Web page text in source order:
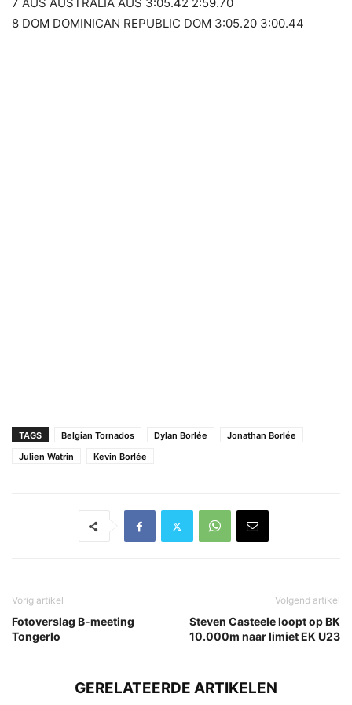
7 AUS AUSTRALIA AUS 3:05.42 2:59.70
8 DOM DOMINICAN REPUBLIC DOM 3:05.20 3:00.44
TAGS Belgian Tornados Dylan Borlée
Jonathan Borlée
Julien Watrin
Kevin Borlée
Vorig artikel
Fotoverslag B-meeting
Tongerlo
Volgend artikel
Steven Casteele loopt op BK
10.000m naar limiet EK U23
GERELATEERDE ARTIKELEN